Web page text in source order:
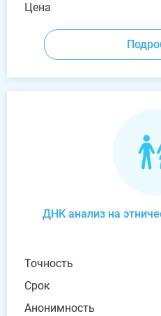
Цена
ДНК анализ на
Точность
Срок
Анонимность